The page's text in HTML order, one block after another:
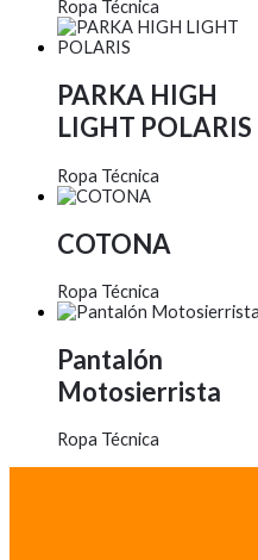
Ropa Técnica
PARKA HIGH
LIGHT POLARIS
Ropa Técnica
COTONA
Ropa Técnica
Pantalón
Motosierrista
Ropa Técnica